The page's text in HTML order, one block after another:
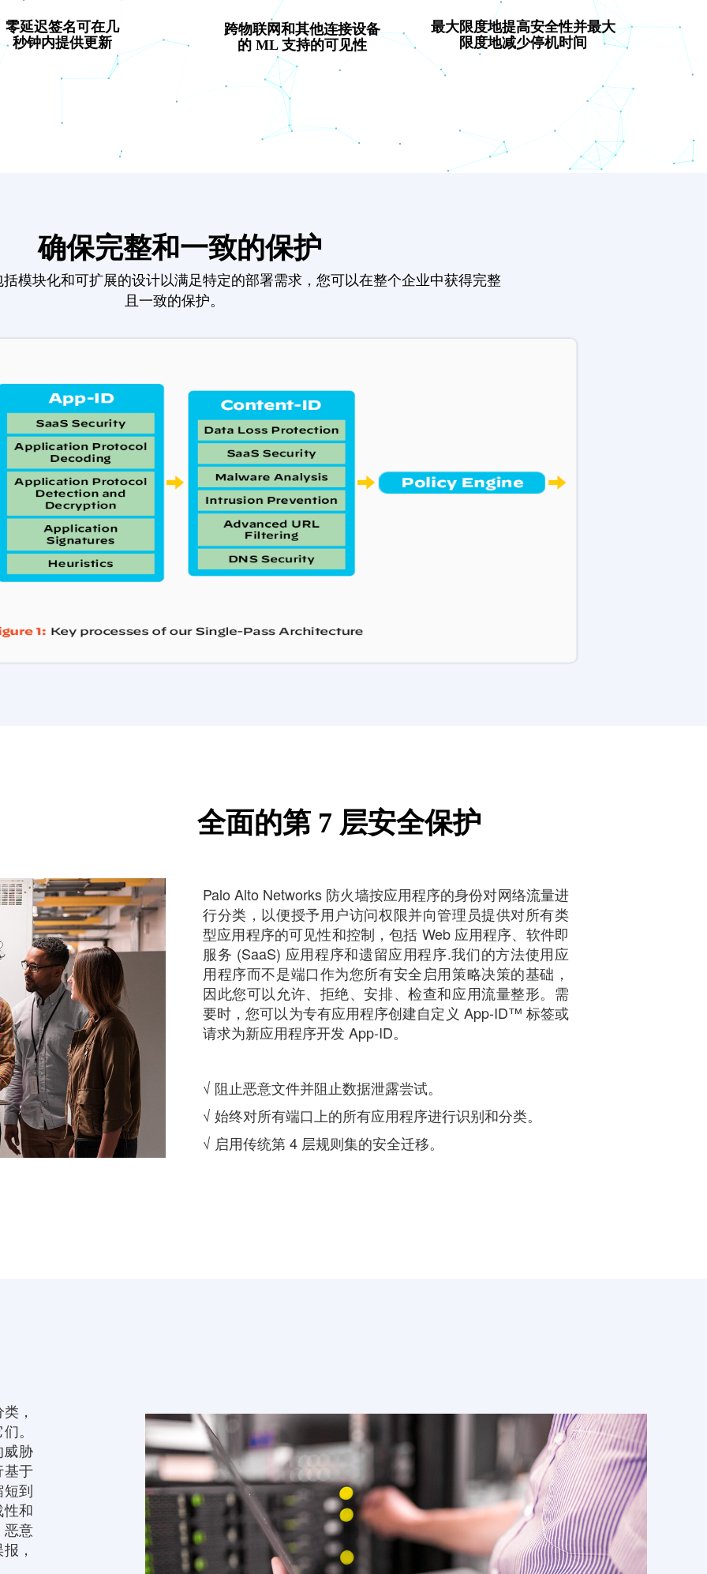
零延迟签名可在几
秒钟内提供更新
跨物联网和其他连接设备
的 ML 支持的可见性
最大限度地提高安全性并最大
限度地减少停机时间
确保完整和一致的保护
模块化和可扩展的设计以满足特定的部署需求，您可以在整个企业中获得完整
且一致的保护。
全面的第 7 层安全保护
Palo Alto Networks 防火墙按应用程序的身份对网络流量进
行分类，以便授予用户访问权限并向管理员提供对所有类
型应用程序的可见性和控制，包括 Web 应用程序、软件即
服务 (SaaS) 应用程序和遗留应用程序.我们的方法使用应
用程序而不是端口作为您所有安全启用策略决策的基础，
因此您可以允许、拒绝、安排、检查和应用流量整形。需
要时，您可以为专有应用程序创建自定义 App-ID™ 标签或
请求为新应用程序开发 App-ID。
√ 阻止恶意文件并阻止数据泄露尝试。
√ 始终对所有端口上的所有应用程序进行识别和分类。
√ 启用传统第 4 层规则集的安全迁移。
，
。
胁
基于
到
和
恶意
，